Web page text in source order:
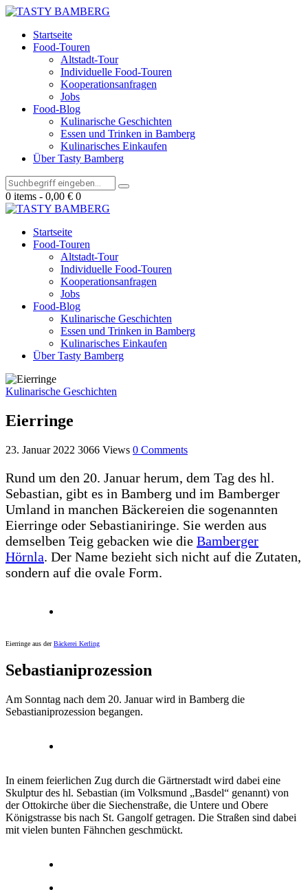
Startseite
Food-Touren
Altstadt-Tour
Individuelle Food-Touren
Kooperationsanfragen
Jobs
Food-Blog
Kulinarische Geschichten
Essen und Trinken in Bamberg
Kulinarisches Einkaufen
Über Tasty Bamberg
0 items - 0,00 € 0
Startseite
Food-Touren
Altstadt-Tour
Individuelle Food-Touren
Kooperationsanfragen
Jobs
Food-Blog
Kulinarische Geschichten
Essen und Trinken in Bamberg
Kulinarisches Einkaufen
Über Tasty Bamberg
Kulinarische Geschichten
Eierringe
23. Januar 2022 3066 Views 0 Comments
Rund um den 20. Januar herum, dem Tag des hl.
Sebastian, gibt es in Bamberg und im Bamberger
Umland in manchen Bäckereien die sogenannten
Eierringe oder Sebastianiringe. Sie werden aus
demselben Teig gebacken wie die Bamberger
Hörnla. Der Name bezieht sich nicht auf die Zutaten,
sondern auf die ovale Form.
Eierringe aus derBäckerei Kerling
Sebastianiprozession
Am Sonntag nach dem 20. Januar wird in Bamberg die
Sebastianiprozession begangen.
In einem feierlichen Zug durch die Gärtnerstadt wird dabei eine
Skulptur des hl. Sebastian (im Volksmund „Basdel“ genannt) von
der Ottokirche über die Siechenstraße, die Untere und Obere
Königstrasse bis nach St. Gangolf getragen. Die Straßen sind dabei
mit vielen bunten Fähnchen geschmückt.